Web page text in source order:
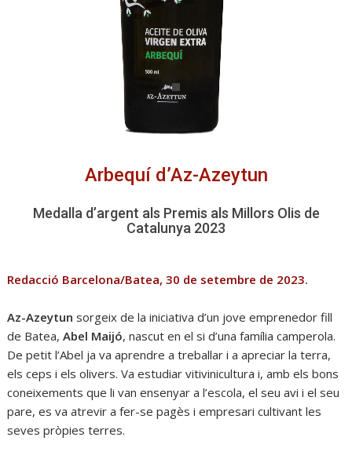
Arbequí d’Az-Azeytun
Medalla d’argent als Premis als Millors Olis de
Catalunya 2023
Redacció Barcelona/Batea, 30 de setembre de 2023.
Az-Azeytun sorgeix de la iniciativa d’un jove emprenedor fill
de Batea,Abel Maijó, nascut en el si d’una família camperola.
De petit l’Abel ja va aprendre a treballar i a apreciar la terra,
els ceps i els olivers. Va estudiar vitivinicultura i, amb els bons
coneixements que li van ensenyar a l’escola, el seu avi i el seu
pare, es va atrevir a fer-se pagès i empresari cultivant les
seves pròpies terres.